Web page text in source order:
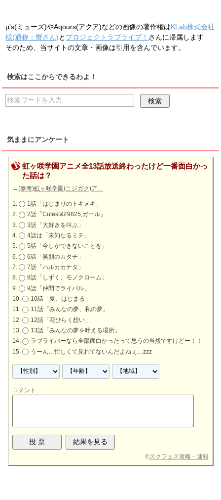
μ's(ミューズ)やAqours(アクア)などの画像の著作権はKLab株式会社
様(通称：蟹さん)と プロジェクトラブライブ！ さんに帰属します
そのため、当サイトの文章・画像は引用を含んでいます。
検索はここからできるわよ！
気ままにアンケート
虹ヶ咲学園アニメ全13話放送終わったけど一番面白かっ
た話は？
→(参考)虹ヶ咲学園(ニジガク)ア…
1話「はじまりのトキメキ」
2話「Cutest&#9825;ガール」
3話「大好きを叫ぶ」
4話は「未知なるミチ」
5話「今しかできないことを」
6話「笑顔のカタチ」
7話「ハルカカナタ」
8話「しずく、モノクローム」
9話「仲間でライバル」
10話「夏、はじまる」
11話「みんなの夢、私の夢」
12話「花ひらく想い」
13話「みんなの夢を叶える場所」
ラブライバーなら全部面白かったって思うの当然ですけどー！！
うーん…忙しくて見れてないんだよねぇ…zzz
コメント
©スクフェス攻略・速報